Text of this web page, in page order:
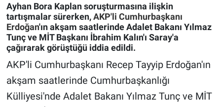
Ayhan Bora Kaplan soruşturmasına ilişkin
tartışmalar sürerken,AKP'li Cumhurbaşkanı
Erdoğan'ın akşam saatlerinde Adalet Bakanı Yılmaz
Tunç ve MİT Başkanı İbrahim Kalın'ı Saray'a
çağırarak görüştüğü iddia edildi.
AKP'li Cumhurbaşkanı Recep Tayyip Erdoğan'ın
akşam saatlerinde Cumhurbaşkanlığı
Külliyesi'nde Adalet Bakanı Yılmaz Tunç ve MİT
Gün Bitiyor
Gün Ortası
Gündem Özel
Günün görüntüsü